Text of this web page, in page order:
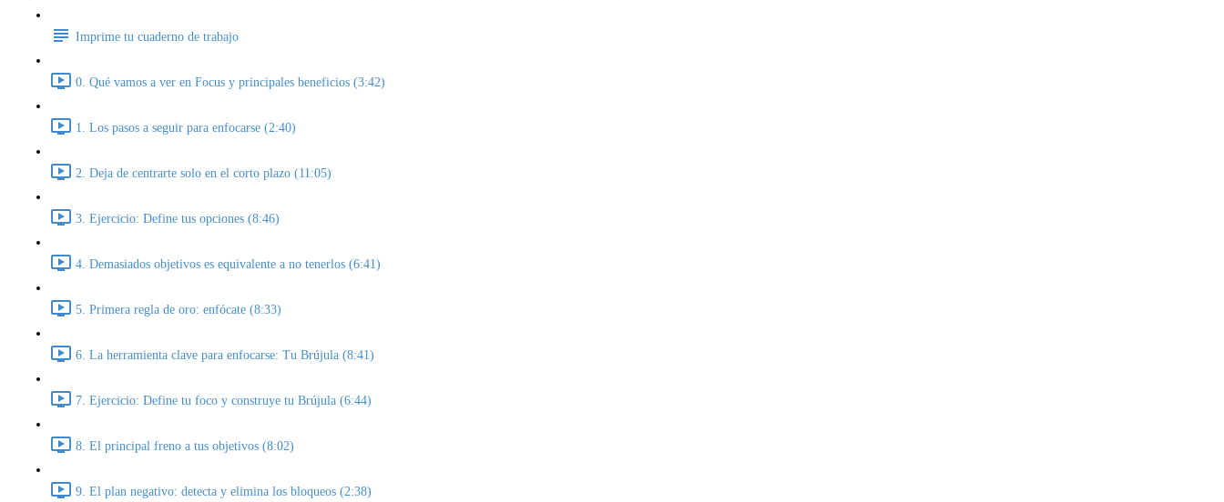
Imprime tu cuaderno de trabajo
0. Qué vamos a ver en Focus y principales beneficios (3:42)
1. Los pasos a seguir para enfocarse (2:40)
2. Deja de centrarte solo en el corto plazo (11:05)
3. Ejercicio: Define tus opciones (8:46)
4. Demasiados objetivos es equivalente a no tenerlos (6:41)
5. Primera regla de oro: enfócate (8:33)
6. La herramienta clave para enfocarse: Tu Brújula (8:41)
7. Ejercicio: Define tu foco y construye tu Brújula (6:44)
8. El principal freno a tus objetivos (8:02)
9. El plan negativo: detecta y elimina los bloqueos (2:38)